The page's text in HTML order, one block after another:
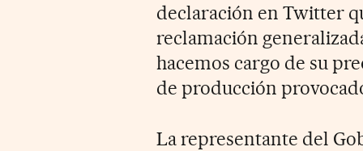
declaración en Twitter
reclamación
hacemos cargo de su
de producción
La representante del